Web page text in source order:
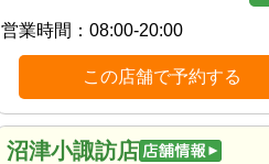
営業時間： 08:00-20:00
この店舗で予約する
沼津小諏訪店